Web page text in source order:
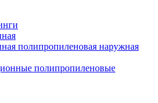
полипропиленовая наружная
полипропиленовые